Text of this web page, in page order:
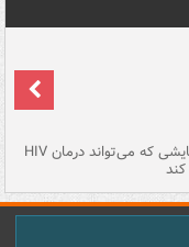
قرص آزمایشی که می‌تواند درمان HIV